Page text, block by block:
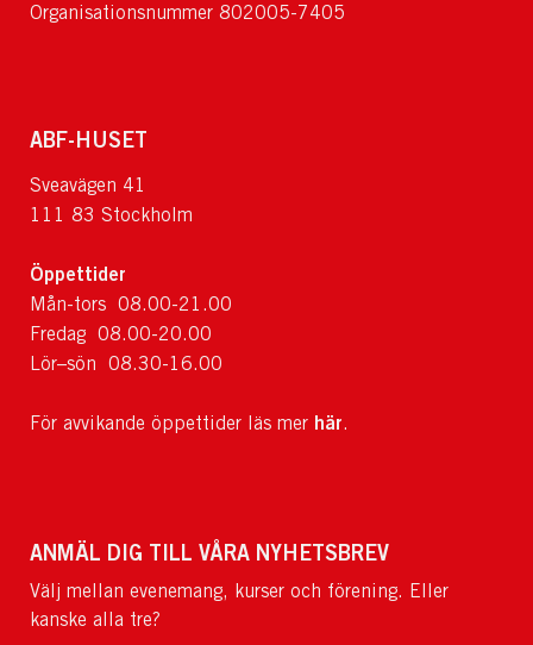
Organisationsnummer 802005-7405
ABF-HUSET
Sveavägen 41
111 83 Stockholm
Öppettider
Mån-tors 08.00-21.00
Fredag 08.00-20.00
Lör–sön 08.30-16.00
För avvikande öppettider läs mer här.
ANMÄL DIG TILL VÅRA NYHETSBREV
Välj mellan evenemang, kurser och förening. Eller
kanske alla tre?